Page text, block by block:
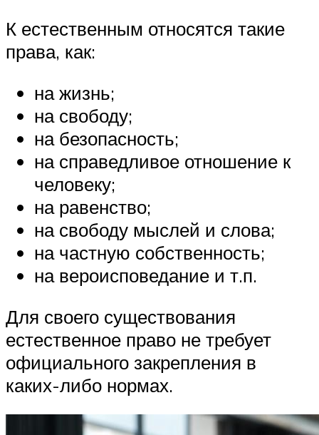
К естественным относятся такие
права, как:
на жизнь;
на свободу;
на безопасность;
на справедливое отношение к
человеку;
на равенство;
на свободу мыслей и слова;
на частную собственность;
на вероисповедание и т.п.
Для своего существования
естественное право не требует
официального закрепления в
каких-либо нормах.